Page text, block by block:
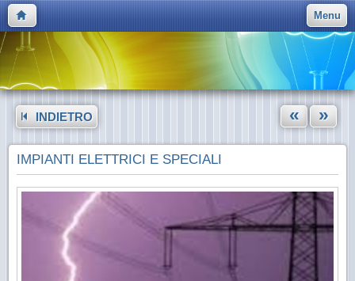
Menu
INDIETRO « »
IMPIANTI ELETTRICI E SPECIALI